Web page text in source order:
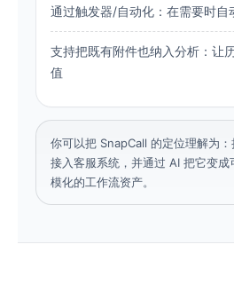
通过触发器/自动化：在需要时自
支持把既有附件也纳入分析：让
值
你可以把 SnapCall 的定位理解为：
接入客服系统，并通过 AI 把它变
模化的工作流资产。